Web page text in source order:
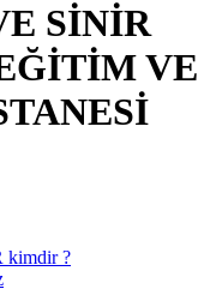
SİNİR
VE
kimdir ?